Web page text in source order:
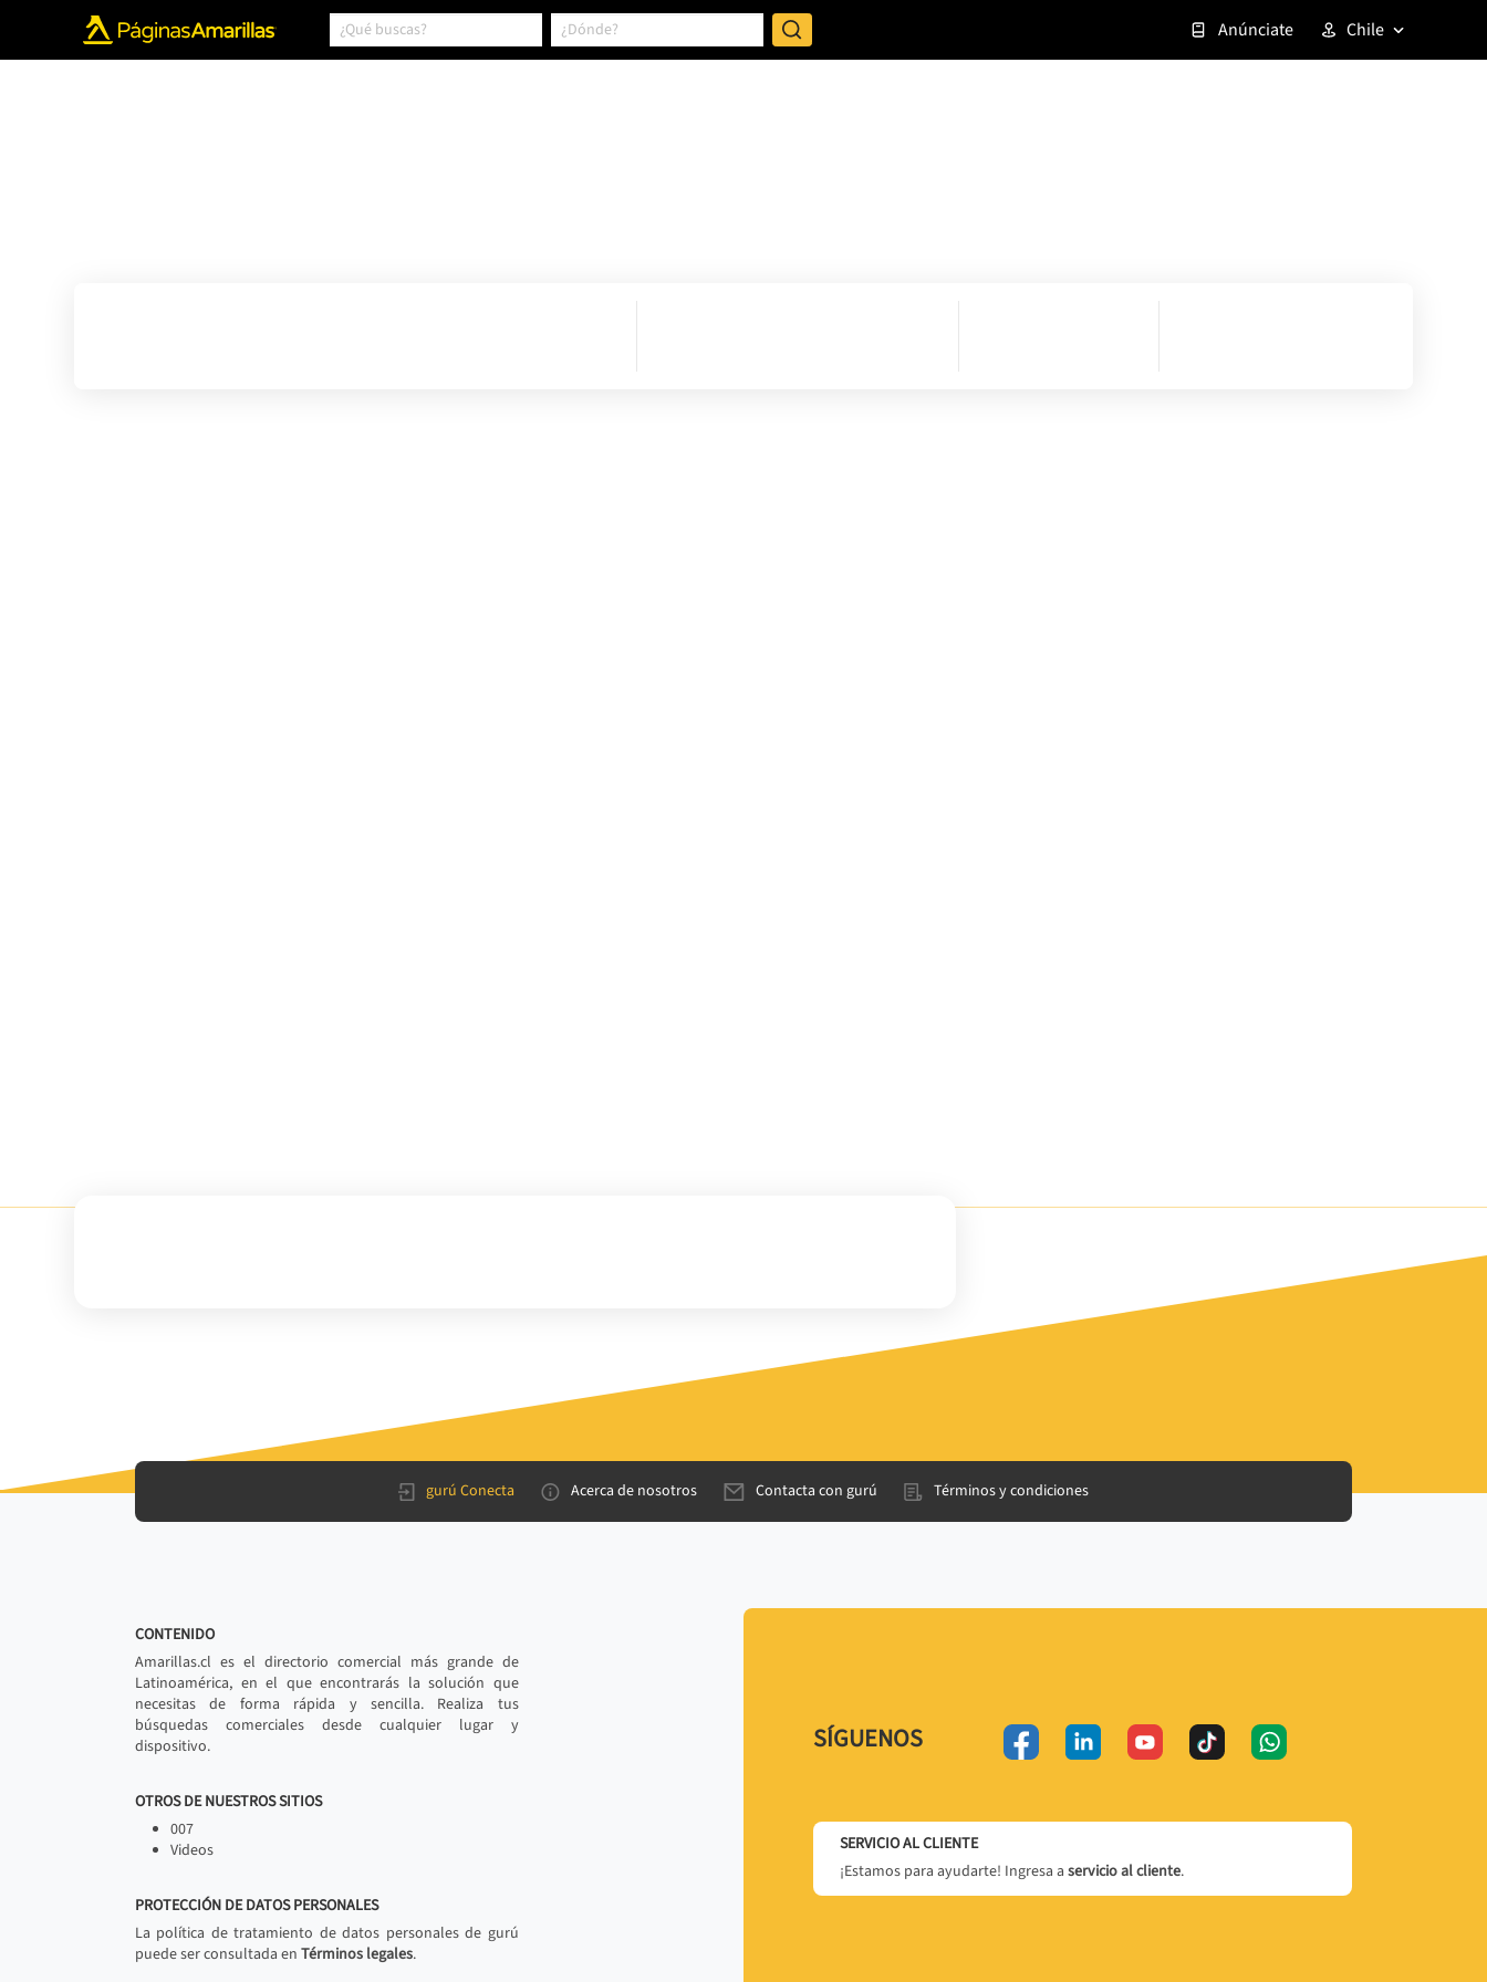
Anúnciate Chile
gurú Conecta Acerca de nosotros Contacta con gurú Términos y condiciones
CONTENIDO
Amarillas.cl es el directorio comercial más grande de
Latinoamérica, en el que encontrarás la solución que
necesitas de forma rápida y sencilla. Realiza tus
búsquedas comerciales desde cualquier lugar y
dispositivo.
OTROS DE NUESTROS SITIOS
007
Videos
PROTECCIÓN DE DATOS PERSONALES
La política de tratamiento de datos personales de gurú
puede ser consultada en Términos legales.
SÍGUENOS
SERVICIO AL CLIENTE
¡Estamos para ayudarte! Ingresa a servicio al cliente.